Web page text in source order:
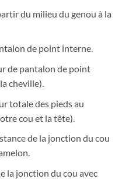
du milieu du genou à la
de point interne.
de pantalon de point
cheville).
totale des pieds au
cou et la tête).
de la jonction du cou
la jonction du cou avec